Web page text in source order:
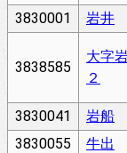
3830001
岩井
3838585
大字
２
3830041 岩船
3830055
牛出